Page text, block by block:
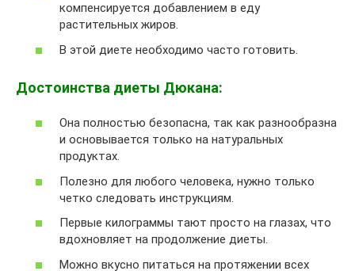
компенсируется добавлением в еду
растительных жиров.
В этой диете необходимо часто готовить.
Достоинства диеты Дюкана:
Она полностью безопасна, так как разнообразна
и основывается только на натуральных
продуктах.
Полезно для любого человека, нужно только
четко следовать инструкциям.
Первые килограммы тают просто на глазах, что
вдохновляет на продолжение диеты.
Можно вкусно питаться на протяжении всех